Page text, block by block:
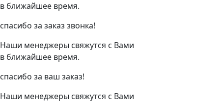
в ближайшее время.
спасибо за заказ звонка!
Наши менеджеры свяжутся с Вами
в ближайшее время.
спасибо за ваш заказ!
Наши менеджеры свяжутся с Вами